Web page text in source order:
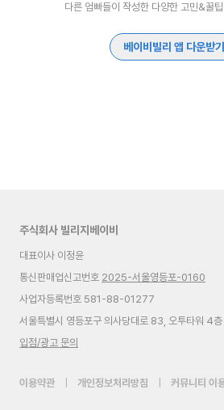
다른 엄빠들이 작성한 다양한 고민&꿀
베이비빌리 앱 다운받기
주식회사 빌리지베이비
대표이사 이정윤
통신판매업신고번호 2025-서울영등포-0160
사업자등록번호 581-88-01277
서울특별시 영등포구 의사당대로 83, 오투타워 4층
입점/광고 문의
이용약관 개인정보처리방침 커뮤니티 이